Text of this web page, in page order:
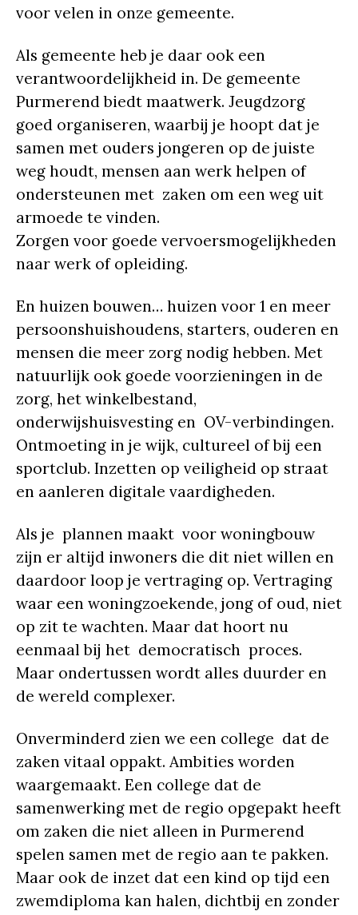
voor velen in onze gemeente.
Als gemeente heb je daar ook een
verantwoordelijkheid in. De gemeente
Purmerend biedt maatwerk. Jeugdzorg
goed organiseren, waarbij je hoopt dat je
samen met ouders jongeren op de juiste
weg houdt, mensen aan werk helpen of
ondersteunen met zaken om een weg uit
armoede te vinden.
Zorgen voor goede vervoersmogelijkheden
naar werk of opleiding.
En huizen bouwen… huizen voor 1 en meer
persoonshuishoudens, starters, ouderen en
mensen die meer zorg nodig hebben. Met
natuurlijk ook goede voorzieningen in de
zorg, het winkelbestand,
onderwijshuisvesting en OV-verbindingen.
Ontmoeting in je wijk, cultureel of bij een
sportclub. Inzetten op veiligheid op straat
en aanleren digitale vaardigheden.
Als je plannen maakt voor woningbouw
zijn er altijd inwoners die dit niet willen en
daardoor loop je vertraging op. Vertraging
waar een woningzoekende, jong of oud, niet
op zit te wachten. Maar dat hoort nu
eenmaal bij het democratisch proces.
Maar ondertussen wordt alles duurder en
de wereld complexer.
Onverminderd zien we een college dat de
zaken vitaal oppakt. Ambities worden
waargemaakt. Een college dat de
samenwerking met de regio opgepakt heeft
om zaken die niet alleen in Purmerend
spelen samen met de regio aan te pakken.
Maar ook de inzet dat een kind op tijd een
zwemdiploma kan halen, dichtbij en zonder